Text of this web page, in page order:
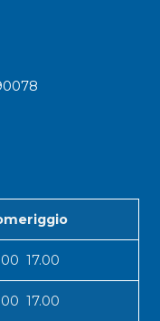
17.00
17.00